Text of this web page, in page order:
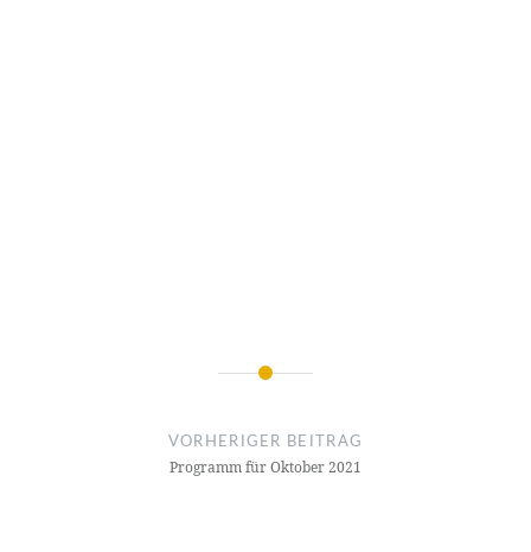
Beitragsnavigation
VORHERIGER BEITRAG
Programm für Oktober 2021